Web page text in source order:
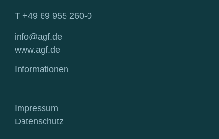
T +49 69 955 260-0
info@agf.de
www.agf.de
Informationen
Impressum
Datenschutz